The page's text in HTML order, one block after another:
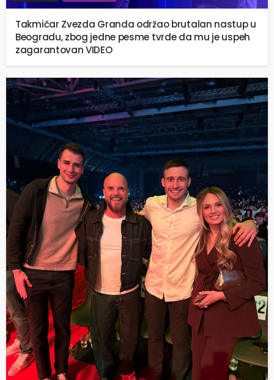
Takmičar Zvezda Granda održao brutalan nastup u
Beogradu, zbog jedne pesme tvrde da mu je uspeh
zagarantovan VIDEO